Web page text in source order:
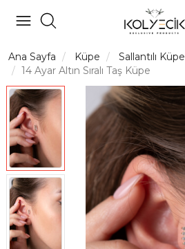
Ana Sayfa Küpe
Sallantılı Küpe
14 Ayar Altın Sıralı Taş Küpe